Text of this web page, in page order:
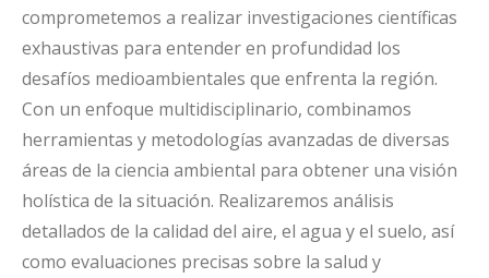
comprometemos a realizar investigaciones científicas
exhaustivas para entender en profundidad los
desafíos medioambientales que enfrenta la región.
Con un enfoque multidisciplinario, combinamos
herramientas y metodologías avanzadas de diversas
áreas de la ciencia ambiental para obtener una visión
holística de la situación. Realizaremos análisis
detallados de la calidad del aire, el agua y el suelo, así
como evaluaciones precisas sobre la salud y